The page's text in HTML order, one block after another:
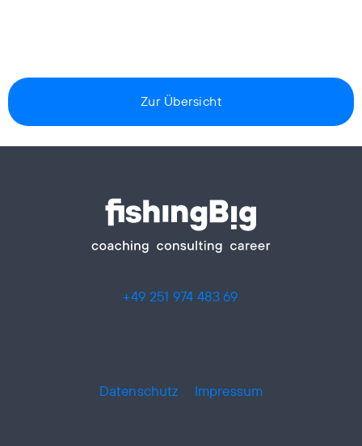
Zur Übersicht
+49 251 974 483 69
Datenschutz Impressum